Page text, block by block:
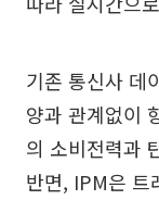
기존 통신사 데
양과 관계없이
의 소비전력과
반면, IPM은 트